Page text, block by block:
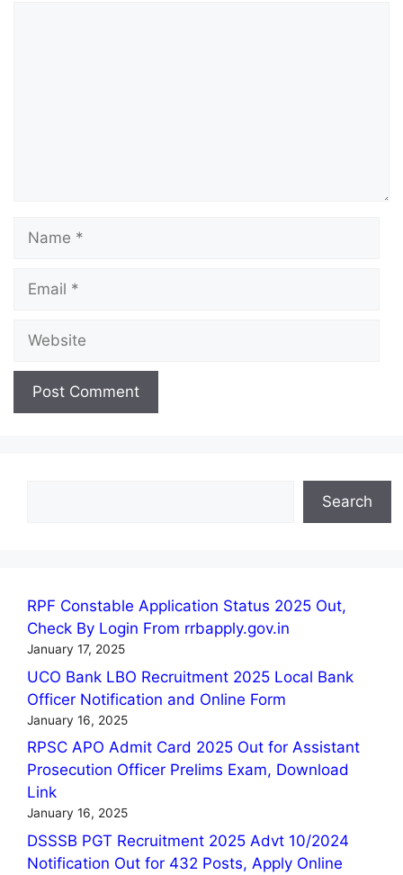
Name
Email
Website
Search
RPF Constable Application Status 2025 Out,
Check By Login From rrbapply.gov.in
January 17, 2025
UCO Bank LBO Recruitment 2025 Local Bank
Officer Notification and Online Form
January 16, 2025
RPSC APO Admit Card 2025 Out for Assistant
Prosecution Officer Prelims Exam, Download
Link
January 16, 2025
DSSSB PGT Recruitment 2025 Advt 10/2024
Notification Out for 432 Posts, Apply Online